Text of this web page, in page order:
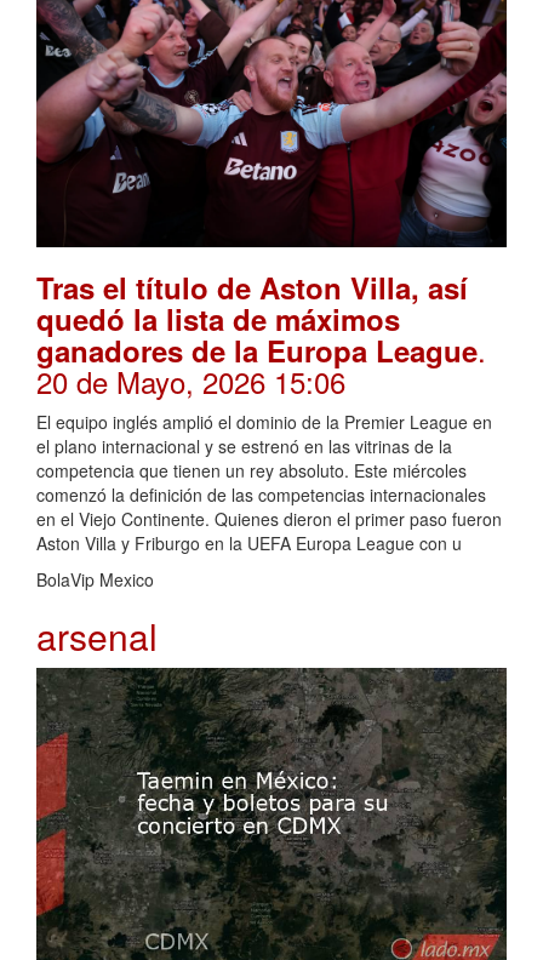
Tras el título de Aston Villa, así
quedó la lista de máximos
ganadores de la Europa League.
20 de Mayo, 2026 15:06
El equipo inglés amplió el dominio de la Premier League en
el plano internacional y se estrenó en las vitrinas de la
competencia que tienen un rey absoluto. Este miércoles
comenzó la definición de las competencias internacionales
en el Viejo Continente. Quienes dieron el primer paso fueron
Aston Villa y Friburgo en la UEFA Europa League con u
BolaVip Mexico
arsenal